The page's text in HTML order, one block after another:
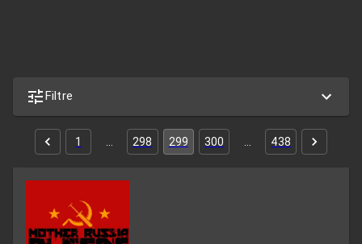
Filtre
1 298 299 300 438